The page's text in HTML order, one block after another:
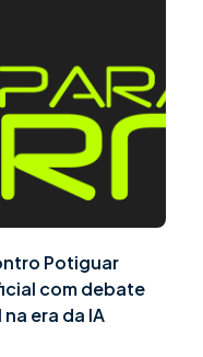
Potiguar
com debate
era da IA